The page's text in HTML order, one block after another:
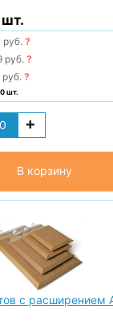
шт.
руб.?
руб.?
руб.?
шт.
+
В корзину
с